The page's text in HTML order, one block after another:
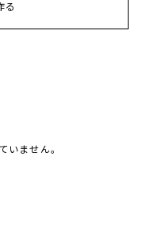
る
いません。